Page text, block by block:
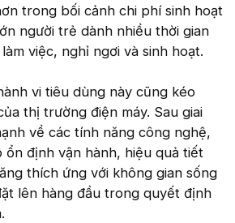
trong bối cảnh chi phí sinh hoạt
người trẻ dành nhiều thời gian
việc, nghỉ ngơi và sinh hoạt.
vi tiêu dùng này cũng kéo
thị trường điện máy. Sau giai
về các tính năng công nghệ,
ổn định vận hành, hiệu quả tiết
thích ứng với không gian sống
lên hàng đầu trong quyết định